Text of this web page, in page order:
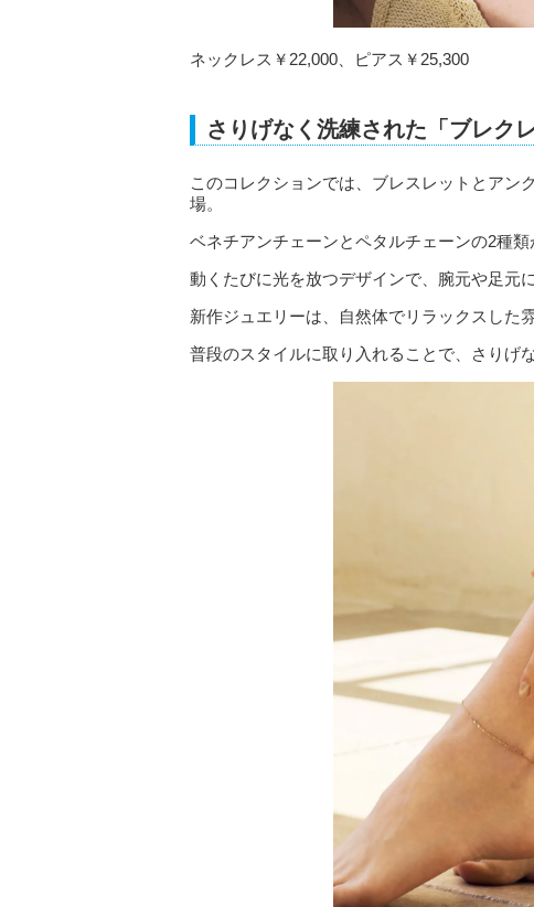
ネックレス￥22,000、ピアス￥25,300
さりげなく洗練された「ブレクレ
このコレクションでは、ブレスレットとアン
場。
ベネチアンチェーンとペタルチェーンの2種
動くたびに光を放つデザインで、腕元や足元
新作ジュエリーは、自然体でリラックスした
普段のスタイルに取り入れることで、さりげ